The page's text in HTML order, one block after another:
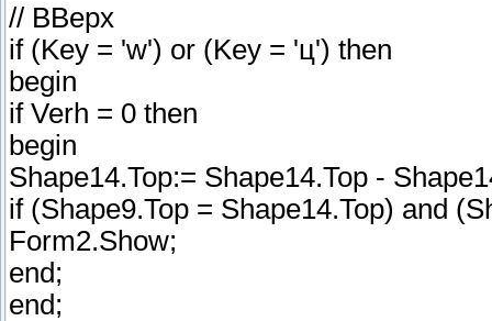
// ВВерх
if (Key = 'w') or (Key = 'ц') then
begin
if Verh = 0 then
begin
Shape14.Top:= Shape14.Top -
if (Shape9.Top = Shape14.Top) and
Form2.Show;
end;
end;